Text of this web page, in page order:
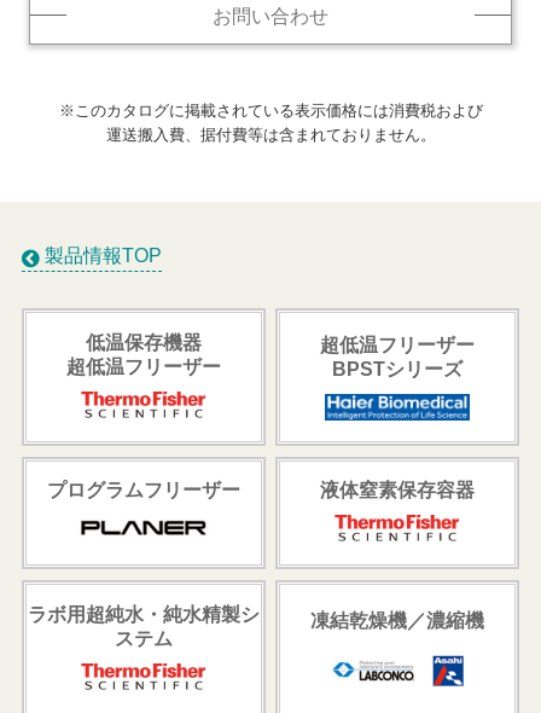
お問い合わせ
※このカタログに掲載されている表示価格には消費税および
運送搬入費、据付費等は含まれておりません。
製品情報TOP
低温保存機器
超低温フリーザー
超低温フリーザー
BPSTシリーズ
プログラムフリーザー 液体窒素保存容器
ラボ用超純水・純水精製シ
ステム
凍結乾燥機／濃縮機